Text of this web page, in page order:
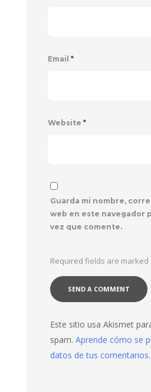
Email *
Website *
Guarda mi nombre,
web en este navegador
vez que comente.
Required fields are marked
Este sitio usa Akismet
spam. Aprende cómo se
datos de tus comentarios.